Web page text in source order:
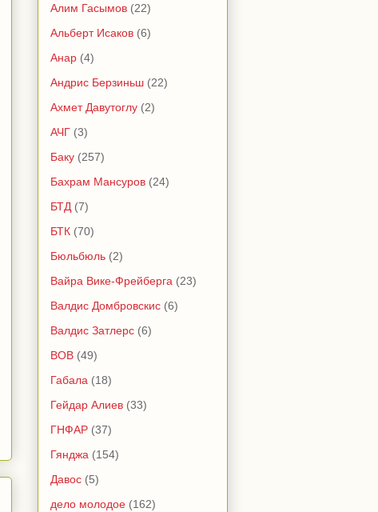
Алим Гасымов (22)
Альберт Исаков (6)
Анар (4)
Андрис Берзиньш (22)
Ахмет Давутоглу (2)
АЧГ (3)
Баку (257)
Бахрам Мансуров (24)
БТД (7)
БТК (70)
Бюльбюль (2)
Вайра Вике-Фрейберга (23)
Валдис Домбровскис (6)
Валдис Затлерс (6)
ВОВ (49)
Габала (18)
Гейдар Алиев (33)
ГНФАР (37)
Гянджа (154)
Давос (5)
дело молодое (162)